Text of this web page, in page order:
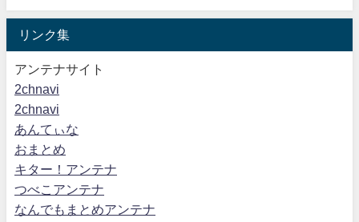
リンク集
アンテナサイト
2chnavi
2chnavi
あんてぃな
おまとめ
キター！アンテナ
つべこアンテナ
なんでもまとめアンテナ